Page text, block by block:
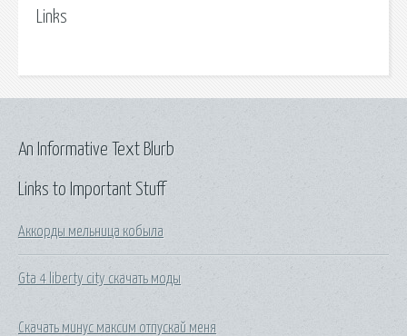
Links
Links to Important Stuff
Аккорды мельница кобыла
Gta 4 liberty city скачать моды
Скачать минус максим отпускай меня
An Informative Text Blurb